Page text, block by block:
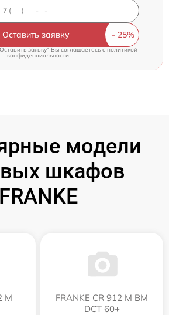
Оставить заявку
заявку" Вы соглашаетесь cполитикой
конфиденциальности
модели
шкафов
FRANKE
M
FRANKE CR 912 M BM
DCT 60+